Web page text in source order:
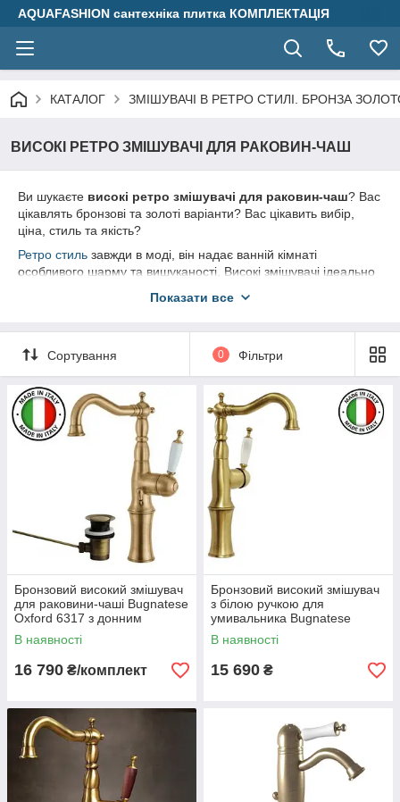
AQUAFASHION сантехніка плитка КОМПЛЕКТАЦІЯ
КАТАЛОГ ЗМІШУВАЧІ В РЕТРО СТИЛІ. БРОНЗА
ВИСОКІ РЕТРО ЗМІШУВАЧІ ДЛЯ РАКОВИН-ЧАШ
Ви шукаєте високі ретро змішувачі для раковин-чаш? Вас
цікавлять бронзові та золоті варіанти? Вас цікавить вибір,
ціна, стиль та якість?
Ретро стиль завжди в моді, він надає ванній кімнаті
особливого шарму та вишуканості. Високі змішувачі ідеально
використання та підкреслюючи стиль вашої ванної кімнати.
Показати все
Сортування 0 Фільтри
Бронзовий високий змішувач
для раковини-чаші Bugnatese
Oxford 6317 з донним
клапаном
В наявності
16 790 ₴/комплект
Бронзовий високий змішувач
з білою ручкою для
умивальника Bugnatese
Oxford 6317BRS
В наявності
15 690 ₴